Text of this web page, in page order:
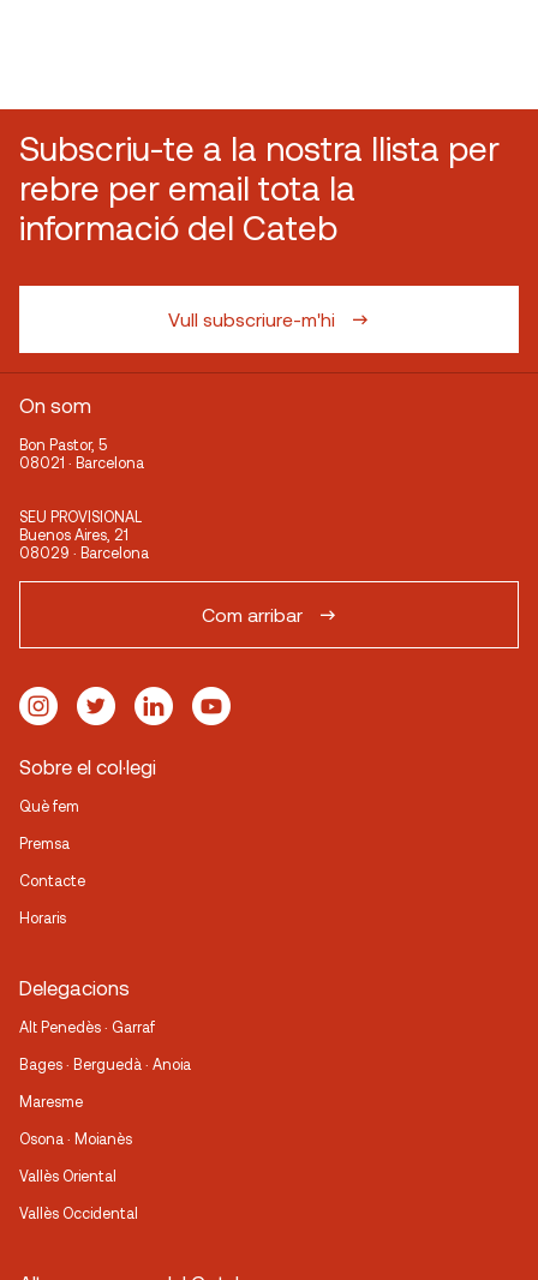
Subscriu-te a la nostra llista per
rebre per email tota la
informació del Cateb
Vull subscriure-m'hi
On som
Bon Pastor, 5
08021 · Barcelona
SEU PROVISIONAL
Buenos Aires, 21
08029 · Barcelona
Com arribar
Sobre el col·legi
Què fem
Premsa
Contacte
Horaris
Delegacions
Alt Penedès · Garraf
Bages · Berguedà · Anoia
Maresme
Osona · Moianès
Vallès Oriental
Vallès Occidental